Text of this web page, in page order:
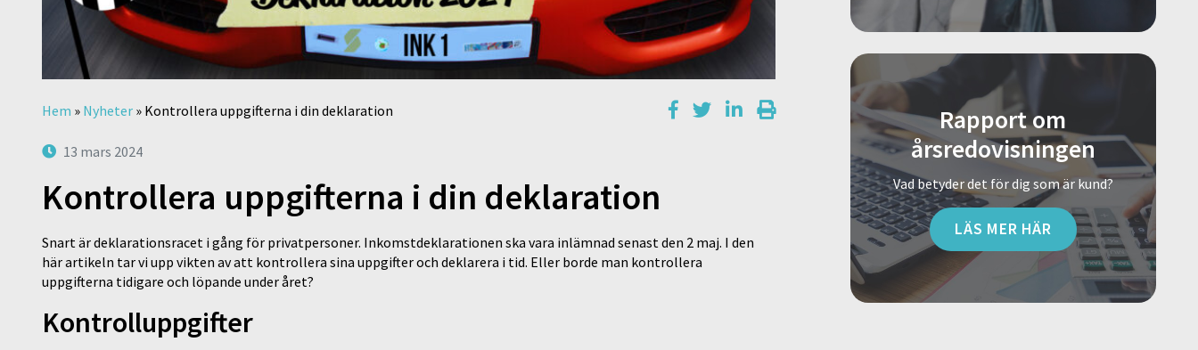
Hem » Nyheter » Kontrollera uppgifterna i din deklaration
13 mars 2024
Kontrollera uppgifterna i din deklaration
Snart är deklarationsracet i gång för privatpersoner. Inkomstdeklarationen ska vara inlämnad senast den 2 maj. I den
här artikeln tar vi upp vikten av att kontrollera sina uppgifter och deklarera i tid. Eller borde man kontrollera
uppgifterna tidigare och löpande under året?
Kontrolluppgifter
Rapport om
årsredovisningen
Vad betyder det för dig som är kund?
LÄS MER HÄR